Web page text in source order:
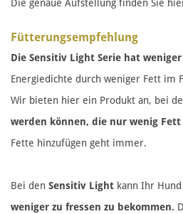
Die genaue Aufstellung finden Sie
Fütterungsempfehlung
Die Sensitiv Light Serie hat
Energiedichte durch weniger Fett im
Wir bieten hier ein Produkt an, bei
werden können, die nur wenig
Fette hinzufügen geht immer.
Bei den Sensitiv Light kann Ihr Hund
weniger zu fressen zu bekommen.